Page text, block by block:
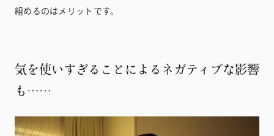
組めるのはメリットです。
気を使いすぎることによるネガティブな影響
も……